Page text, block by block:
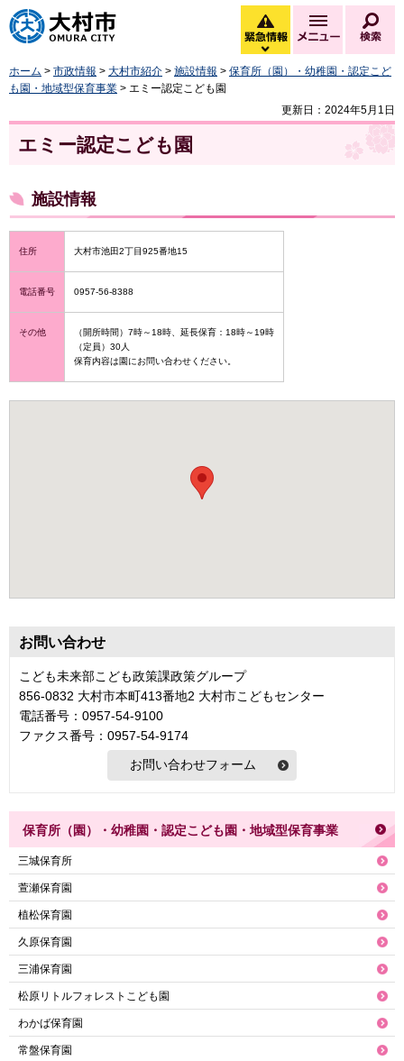
大村市
緊急情報
緊急情報を開く
メニュー
ホーム > 市政情報 > 大村市紹介 > 施設情報 > 保育所（園）・幼稚園・認定こど
も園・地域型保育事業 > エミー認定こども園
更新日：2024年5月1日
エミー認定こども園
施設情報
住所 大村市池田2丁目925番地15
電話番号 0957-56-8388
その他
（開所時間）7時～18時、延長保育：18時～19時
（定員）30人
保育内容は園にお問い合わせください。
お問い合わせ
こども未来部こども政策課政策グループ
856-0832 大村市本町413番地2 大村市こどもセンター
電話番号：0957-54-9100
ファクス番号：0957-54-9174
保育所（園）・幼稚園・認定こども園・地域型保育事業
三城保育所
萱瀬保育園
植松保育園
久原保育園
三浦保育園
松原リトルフォレストこども園
わかば保育園
常盤保育園